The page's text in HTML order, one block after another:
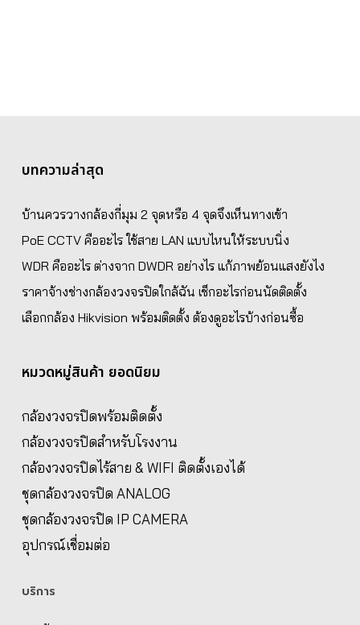
บทความล่าสุด
บ้านควรวางกล้องกี่มุม 2 จุดหรือ 4 จุดจึงเห็นทางเข้า
PoE CCTV คืออะไร ใช้สาย LAN แบบไหนให้ระบบนิ่ง
WDR คืออะไร ต่างจาก DWDR อย่างไร แก้ภาพย้อนแสงยังไง
ราคาจ้างช่างกล้องวงจรปิดใกล้ฉัน เช็กอะไรก่อนนัดติดตั้ง
เลือกกล้อง Hikvision พร้อมติดตั้ง ต้องดูอะไรบ้างก่อนซื้อ
หมวดหมู่สินค้า ยอดนิยม
กล้องวงจรปิดพร้อมติดตั้ง
กล้องวงจรปิดสำหรับโรงงาน
กล้องวงจรปิดไร้สาย & WIFI ติดตั้งเองได้
ชุดกล้องวงจรปิด ANALOG
ชุดกล้องวงจรปิด IP CAMERA
อุปกรณ์เชื่อมต่อ
บริการ